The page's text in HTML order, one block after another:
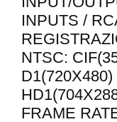
INPUTS /
NTSC:
FRAME